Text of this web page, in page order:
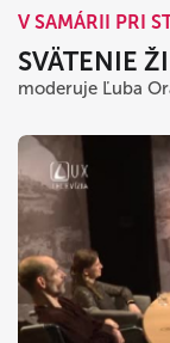
V SAMÁRII PRI
SVÄTENIE
moderuje Ľuba